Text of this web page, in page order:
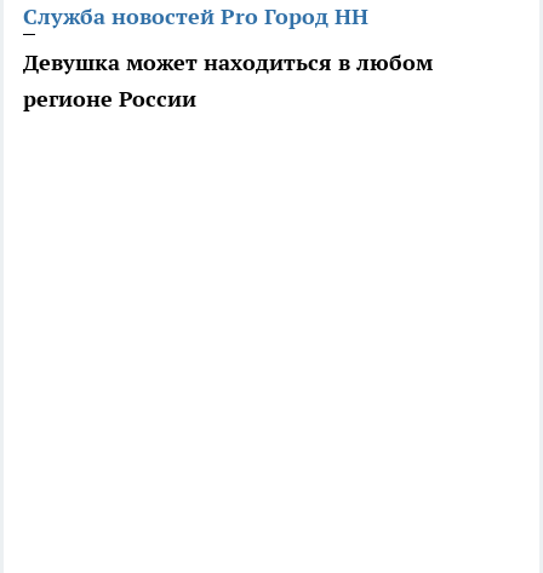
Служба новостей Pro Город НН
Девушка может находиться в любом
регионе России